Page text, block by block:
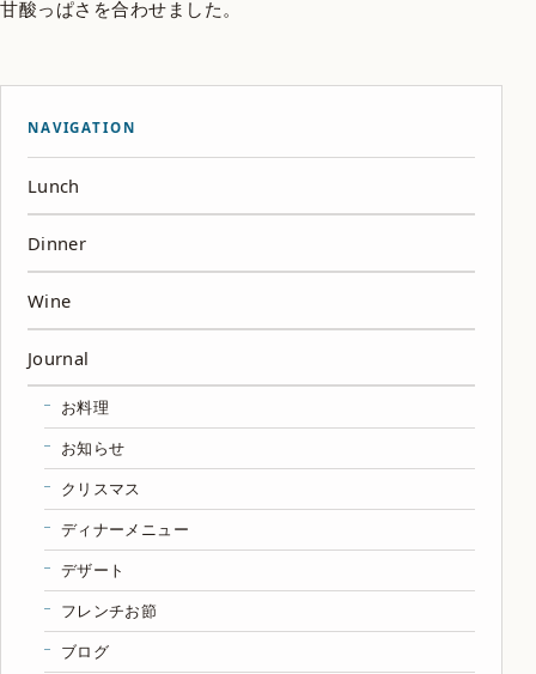
甘酸っぱさを合わせました。
NAVIGATION
Lunch
Dinner
Wine
Journal
お料理
お知らせ
クリスマス
ディナーメニュー
デザート
フレンチお節
ブログ